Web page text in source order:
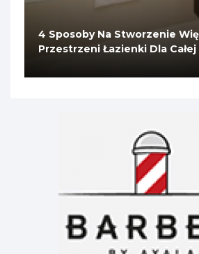
4 Sposoby Na Stworzenie
Przestrzeni Łazienki Dla